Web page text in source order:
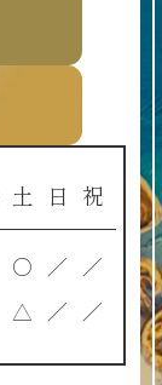
土 日 祝
○ ／ ／
△ ／ ／